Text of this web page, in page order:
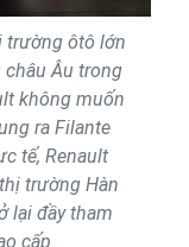
trường ôtô lớn
Âu trong
không muốn
ra Filante
tế, Renault
trường Hàn
lại đầy tham
cấp.